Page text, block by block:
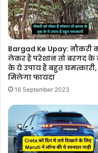
Bargad Ke Upay: नौकरी
लेकर हैं परेशान तो बरगद के
के ये उपाय हैं बहुत चमत्कारी,
मिलेगा फायदा
16 September 2023